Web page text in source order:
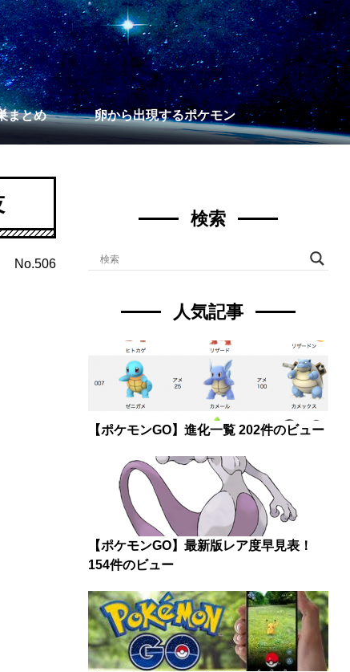
まとめ 卵から出現するポケモン
No.506
検索
人気記事
【ポケモンGO】進化一覧 202件のビュー
【ポケモンGO】最新版レア度早見表！
154件のビュー